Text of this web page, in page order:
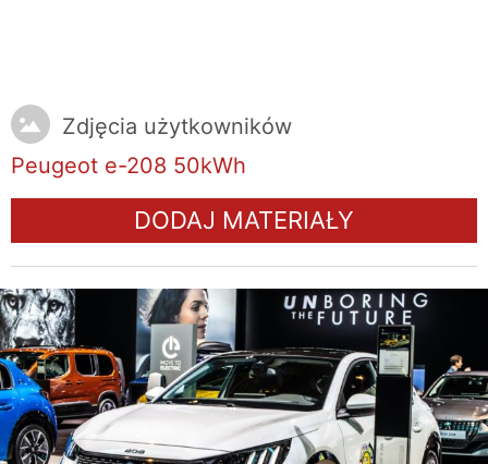
Zdjęcia użytkowników
Peugeot e-208 50kWh
DODAJ MATERIAŁY